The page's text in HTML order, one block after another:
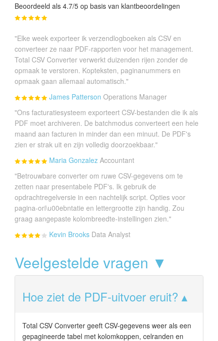
Beoordeeld als 4.7/5 op basis van klantbeoordelingen
"Elke week exporteer ik verzendlogboeken als CSV en
converteer ze naar PDF-rapporten voor het management.
Total CSV Converter verwerkt duizenden rijen zonder de
opmaak te verstoren. Kopteksten, paginanummers en
opmaak gaan allemaal automatisch."
James Patterson Operations Manager
"Ons facturatiesysteem exporteert CSV-bestanden die ik als
PDF moet archiveren. De batchmodus converteert een hele
maand aan facturen in minder dan een minuut. De PDF's
zien er strak uit en zijn volledig doorzoekbaar."
Maria Gonzalez Accountant
"Betrouwbare converter om ruwe CSV-gegevens om te
zetten naar presentabele PDF's. Ik gebruik de
opdrachtregelversie in een nachtelijk script. Opties voor
pagina-ori\u00ebntatie en lettergrootte zijn handig. Zou
graag aangepaste kolombreedte-instellingen zien."
Kevin Brooks Data Analyst
Veelgestelde vragen ▼
Hoe ziet de PDF-uitvoer eruit?
Total CSV Converter geeft CSV-gegevens weer als een
gepagineerde tabel met kolomkoppen, celranden en